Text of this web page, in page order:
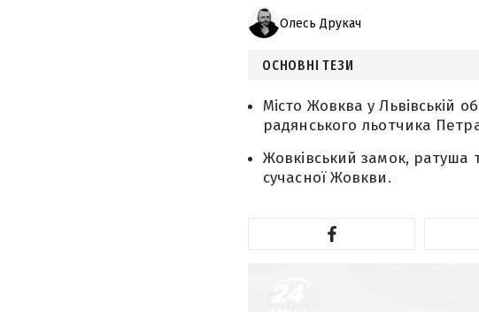
Олесь Друкач
ОСНОВНІ ТЕЗИ
Місто Жовква у Львівській
радянського льотчика
Жовківський замок, ратуша
сучасної Жовкви.